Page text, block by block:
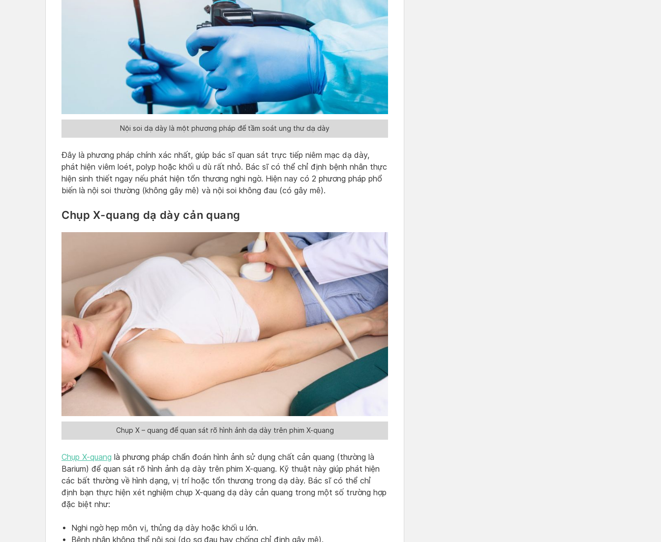
Nội soi dạ dày là một phương pháp để tầm soát ung thư dạ dày
Đây là phương pháp chính xác nhất, giúp bác sĩ quan sát trực tiếp niêm mạc dạ dày,
phát hiện viêm loét, polyp hoặc khối u dù rất nhỏ. Bác sĩ có thể chỉ định bệnh nhân thực
hiện sinh thiết ngay nếu phát hiện tổn thương nghi ngờ. Hiện nay có 2 phương pháp phổ
biến là nội soi thường (không gây mê) và nội soi không đau (có gây mê).
Chụp X-quang dạ dày cản quang
Chụp X – quang để quan sát rõ hình ảnh dạ dày trên phim X-quang
Chụp X-quang là phương pháp chẩn đoán hình ảnh sử dụng chất cản quang (thường là
Barium) để quan sát rõ hình ảnh dạ dày trên phim X-quang. Kỹ thuật này giúp phát hiện
các bất thường về hình dạng, vị trí hoặc tổn thương trong dạ dày. Bác sĩ có thể chỉ
định bạn thực hiện xét nghiệm chụp X-quang dạ dày cản quang trong một số trường hợp
đặc biệt như:
Nghi ngờ hẹp môn vị, thủng dạ dày hoặc khối u lớn.
Bệnh nhân không thể nội soi (do sợ đau hay chống chỉ định gây mê).